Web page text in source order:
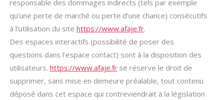
responsable des dommages indirects (tels par exemple
qu’une perte de marché ou perte d’une chance) consécutifs
à l’utilisation du site https://www.afaje.fr.
Des espaces interactifs (possibilité de poser des
questions dans l’espace contact) sont à la disposition des
utilisateurs. https://www.afaje.fr se réserve le droit de
supprimer, sans mise en demeure préalable, tout contenu
déposé dans cet espace qui contreviendrait à la législation